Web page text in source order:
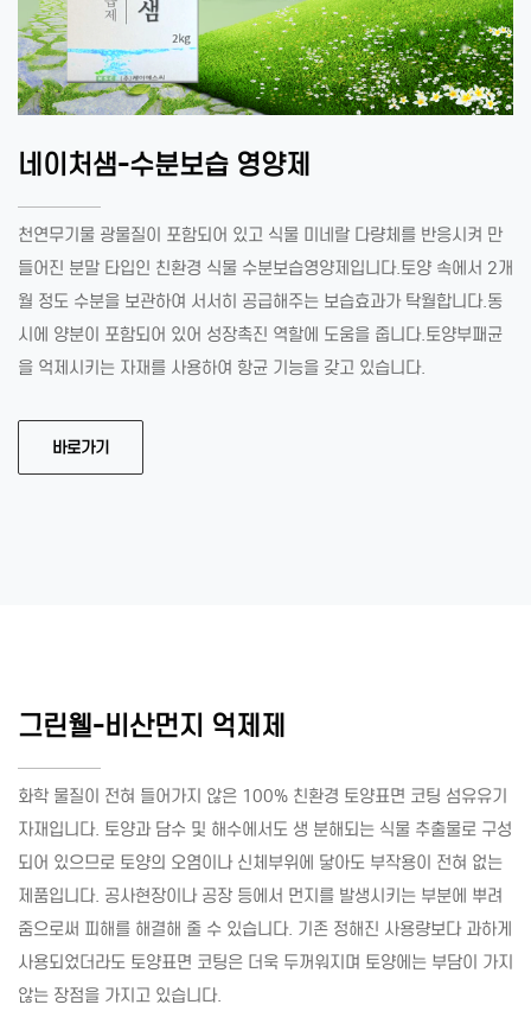
네이처샘-수분보습 영양제
천연무기물 광물질이 포함되어 있고 식물 미네랄 다량체를 반응시켜 만
들어진 분말 타입인 친환경 식물 수분보습영양제입니다.토양 속에서 2개
월 정도 수분을 보관하여 서서히 공급해주는 보습효과가 탁월합니다.동
시에 양분이 포함되어 있어 성장촉진 역할에 도움을 줍니다.토양부패균
을 억제시키는 자재를 사용하여 항균 기능을 갖고 있습니다.
바로가기
그린웰-비산먼지 억제제
화학 물질이 전혀 들어가지 않은 100% 친환경 토양표면 코팅 섬유유기
자재입니다. 토양과 담수 및 해수에서도 생 분해되는 식물 추출물로 구성
되어 있으므로 토양의 오염이나 신체부위에 닿아도 부작용이 전혀 없는
제품입니다. 공사현장이나 공장 등에서 먼지를 발생시키는 부분에 뿌려
줌으로써 피해를 해결해 줄 수 있습니다. 기존 정해진 사용량보다 과하게
사용되었더라도 토양표면 코팅은 더욱 두꺼워지며 토양에는 부담이 가지
않는 장점을 가지고 있습니다.